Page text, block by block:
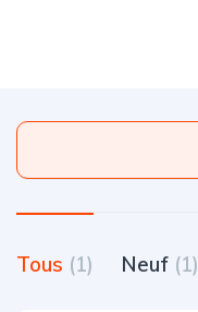
Tous (1) Neuf (1)